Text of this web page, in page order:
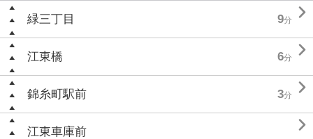
緑三丁目 9分 
江東橋 6分 
錦糸町駅前 3分 
江東車庫前 